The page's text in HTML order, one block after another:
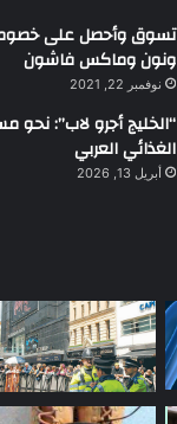
تسوق وأحصل على
ونون وماكس فاشون
نوفمبر 22, 2021
“الخليج أجرو لاب”: نحو
الغذائي العربي
أبريل 13, 2026